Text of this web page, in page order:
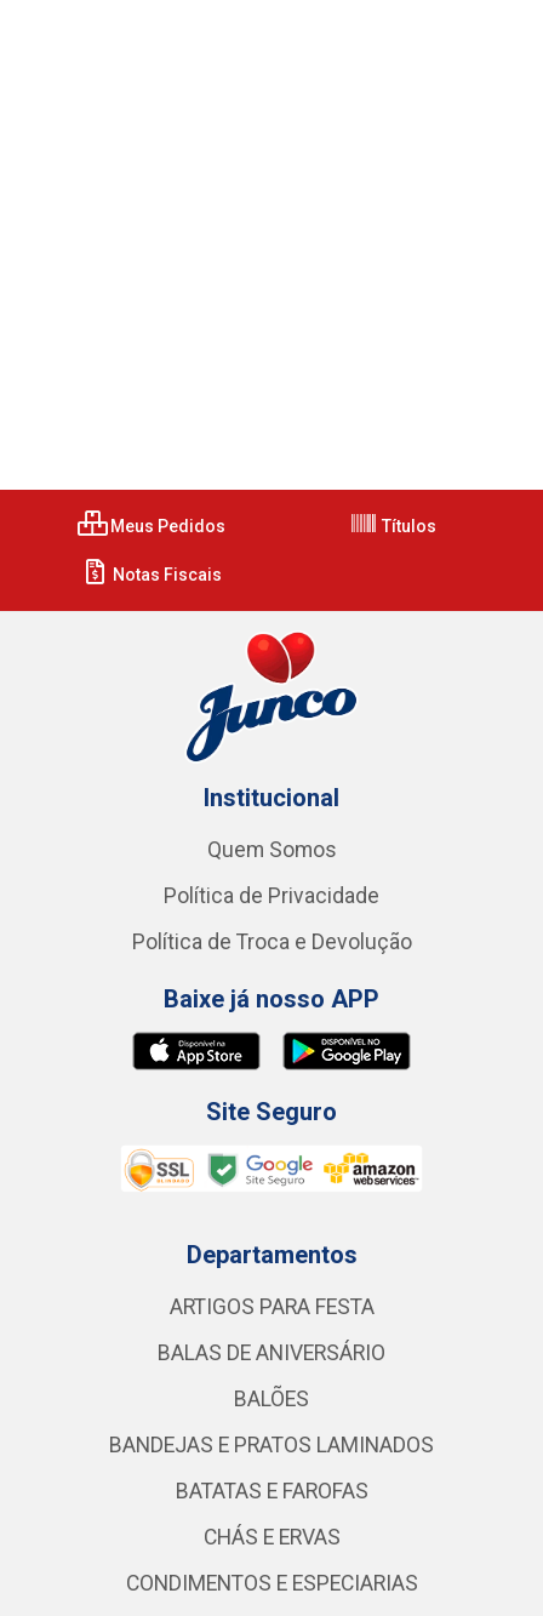
Meus Pedidos Títulos
Notas Fiscais
Institucional
Quem Somos
Política de Privacidade
Política de Troca e Devolução
Baixe já nosso APP
Site Seguro
Departamentos
ARTIGOS PARA FESTA
BALAS DE ANIVERSÁRIO
BALÕES
BANDEJAS E PRATOS LAMINADOS
BATATAS E FAROFAS
CHÁS E ERVAS
CONDIMENTOS E ESPECIARIAS